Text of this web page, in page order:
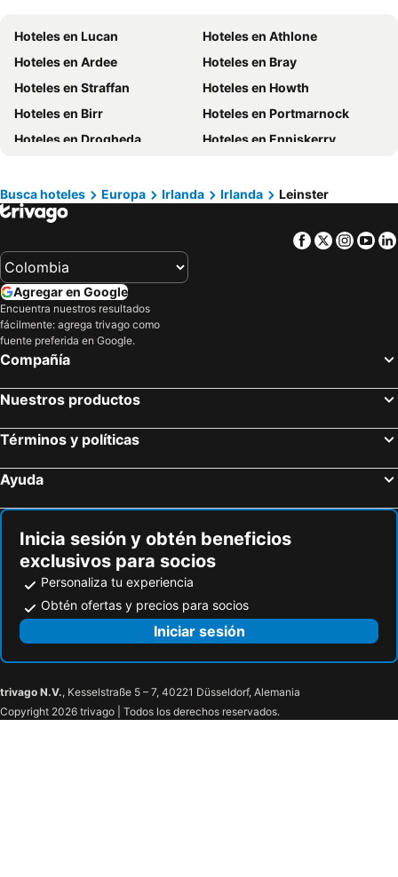
Hoteles en Los Cabos
Hoteles en Colombia
Hoteles en Isla Margarita
Hoteles en Riviera Maya
Hoteles en Risaralda
Hoteles en EE. UU.
Hoteles en Quindío
Hoteles en Argentina
Hoteles en Jamaica
Hoteles en Amazonas
Hoteles en Florida
Hoteles en Eje Cafetero
Hoteles en Portugal
Hoteles en Lucan
Hoteles en Athlone
Hoteles en Ardee
Hoteles en Bray
Hoteles en Straffan
Hoteles en Howth
Hoteles en Birr
Hoteles en Portmarnock
Hoteles en Drogheda
Hoteles en Enniskerry
Busca hoteles
Europa Irlanda Irlanda Leinster
Facebook
Twitter
Agregar en Google
Encuentra nuestros resultados
fácilmente: agrega trivago como
fuente preferida en Google.
Compañía
Nuestros productos
Términos y políticas
Ayuda
Inicia sesión y obtén beneficios
exclusivos para socios
Personaliza tu experiencia
Obtén ofertas y precios para socios
Iniciar sesión
trivago N.V., Kesselstraße 5 – 7, 40221 Düsseldorf, Alemania
Copyright 2026 trivago | Todos los derechos reservados.